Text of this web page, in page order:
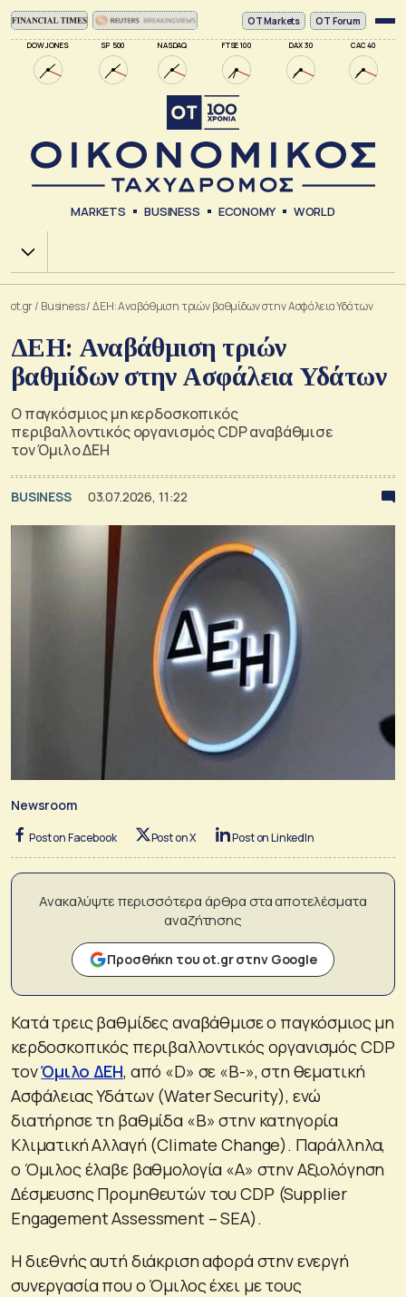
DOW JONES SP 500 NASDAQ FTSE 100 DAX 30 CAC 40
ΟΤ Markets OT Forum
MARKETS BUSINESS ECONOMY WORLD
Χ.Α.
ot.gr/ Business/ΔΕΗ: Αναβάθμιση τριών βαθμίδων στην Ασφάλεια Υδάτων
ΔΕΗ: Αναβάθμιση τριών
βαθμίδων στην Ασφάλεια Υδάτων
O παγκόσμιος μη κερδοσκοπικός
περιβαλλοντικός οργανισμός CDP αναβάθμισε
τον Όμιλο ΔΕΗ
BUSINESS 03.07.2026, 11:22
Newsroom
Post on Facebook Post on X Post on LinkedIn
Ανακαλύψτε περισσότερα άρθρα στα αποτελέσματα
αναζήτησης
Προσθήκη του ot.gr στην Google
Κατά τρεις βαθμίδες αναβάθμισε ο παγκόσμιος μη
κερδοσκοπικός περιβαλλοντικός οργανισμός CDP
τονΌμιλο ΔΕΗ, από «D» σε «B-», στη θεματική
Ασφάλειας Υδάτων (Water Security), ενώ
διατήρησε τη βαθμίδα «Β» στην κατηγορία
Κλιματική Αλλαγή (Climate Change). Παράλληλα,
ο Όμιλος έλαβε βαθμολογία «Α» στην Αξιολόγηση
Δέσμευσης Προμηθευτών του CDP (Supplier
Engagement Assessment – SEA).
Η διεθνής αυτή διάκριση αφορά στην ενεργή
συνεργασία που ο Όμιλος έχει με τους